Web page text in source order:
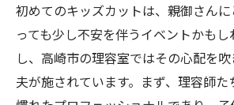
初めてのキッズカットは、親御さんに
っても少し不安を伴うイベントかも
し、高崎市の理容室ではその心配を
夫が施されています。まず、理容師